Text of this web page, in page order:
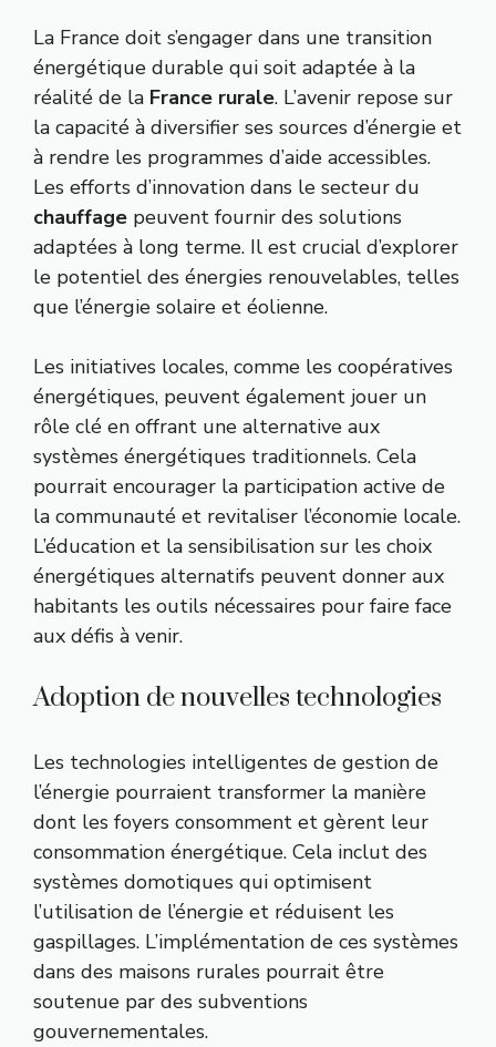
La France doit s’engager dans une transition
énergétique durable qui soit adaptée à la
réalité de la France rurale. L’avenir repose sur
la capacité à diversifier ses sources d’énergie et
à rendre les programmes d’aide accessibles.
Les efforts d’innovation dans le secteur du
chauffage peuvent fournir des solutions
adaptées à long terme. Il est crucial d’explorer
le potentiel des énergies renouvelables, telles
que l’énergie solaire et éolienne.
Les initiatives locales, comme les coopératives
énergétiques, peuvent également jouer un
rôle clé en offrant une alternative aux
systèmes énergétiques traditionnels. Cela
pourrait encourager la participation active de
la communauté et revitaliser l’économie locale.
L’éducation et la sensibilisation sur les choix
énergétiques alternatifs peuvent donner aux
habitants les outils nécessaires pour faire face
aux défis à venir.
Adoption de nouvelles technologies
Les technologies intelligentes de gestion de
l’énergie pourraient transformer la manière
dont les foyers consomment et gèrent leur
consommation énergétique. Cela inclut des
systèmes domotiques qui optimisent
l’utilisation de l’énergie et réduisent les
gaspillages. L’implémentation de ces systèmes
dans des maisons rurales pourrait être
soutenue par des subventions
gouvernementales.